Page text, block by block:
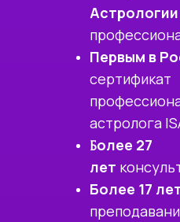
Астрологии
Первым в
сертификат
астролога
Более 27
лет
Более 17